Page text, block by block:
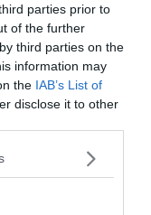
parties prior to
of the further
third parties on the
information may
the IAB’s List of
disclose it to other
à faire et voir
pass choisir